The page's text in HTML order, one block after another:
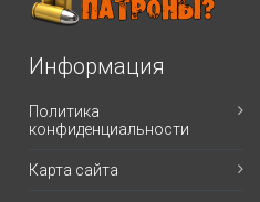
Информация
Политика
конфиденциальности
Карта сайта